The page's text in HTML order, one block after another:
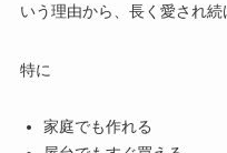
いう理由から、長く愛され続
特に
家庭でも作れる